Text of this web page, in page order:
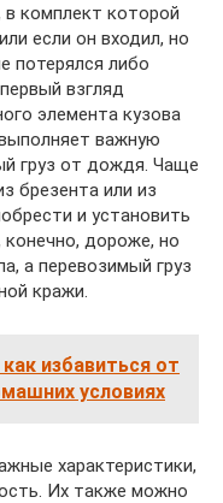
в комплект которой
если он входил, но
потерялся либо
взгляд
элемента кузова
важную
груз от дождя. Чаще
брезента или из
и установить
дороже, но
а перевозимый груз
кражи.
избавиться от
условиях
характеристики,
Их также можно